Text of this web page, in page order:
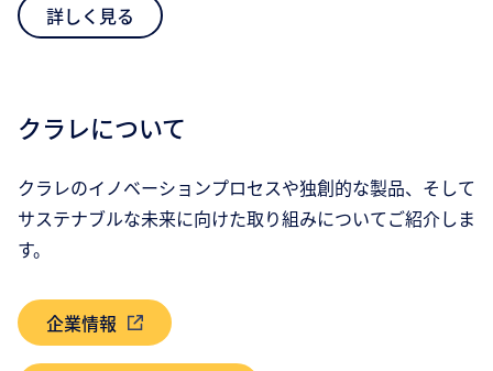
詳しく見る
クラレについて
クラレのイノベーションプロセスや独創的な製品、そして
サステナブルな未来に向けた取り組みについてご紹介しま
す。​
企業情報